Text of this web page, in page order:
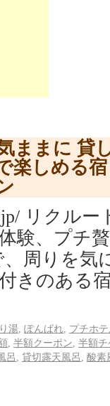
ままに 貸
楽しめる
リクル
験、プチ
周りを気
きのある
湯 ぽんぱれ プチホ
半額クーポン 半額
呂 貸切露天風呂
酸素